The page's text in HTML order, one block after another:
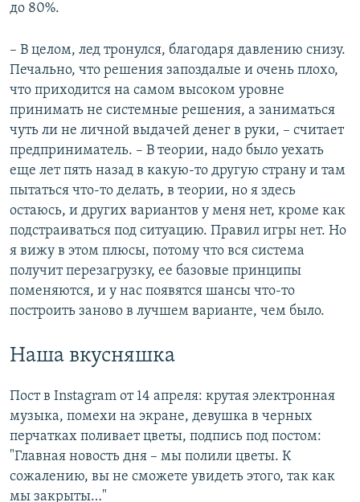
до 80%.
– В целом, лед тронулся, благодаря давлению снизу.
Печально, что решения запоздалые и очень плохо,
что приходится на самом высоком уровне
принимать не системные решения, а заниматься
чуть ли не личной выдачей денег в руки, – считает
предприниматель. – В теории, надо было уехать
еще лет пять назад в какую-то другую страну и там
пытаться что-то делать, в теории, но я здесь
остаюсь, и других вариантов у меня нет, кроме как
подстраиваться под ситуацию. Правил игры нет. Но
я вижу в этом плюсы, потому что вся система
получит перезагрузку, ее базовые принципы
поменяются, и у нас появятся шансы что-то
построить заново в лучшем варианте, чем было.
Наша вкусняшка
Пост в Instagram от 14 апреля: крутая электронная
музыка, помехи на экране, девушка в черных
перчатках поливает цветы, подпись под постом:
"Главная новость дня – мы полили цветы. К
сожалению, вы не сможете увидеть этого, так как
мы закрыты…"